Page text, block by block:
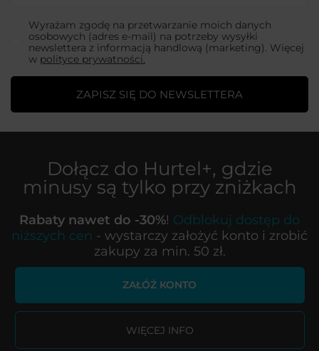
Wyrażam zgodę na przetwarzanie moich danych
osobowych (adres e-mail) na potrzeby wysyłki
newslettera z informacją handlową (marketing). Więcej
w polityce prywatności.
ZAPISZ SIĘ DO NEWSLETTERA
Dołącz do Hurtel+, gdzie
minusy są tylko przy zniżkach
Rabaty nawet do -30%! Odblokuj dostęp do
niższych cen - wystarczy założyć konto i zrobić
zakupy za min. 50 zł.
ZAŁÓŻ KONTO
WIĘCEJ INFO